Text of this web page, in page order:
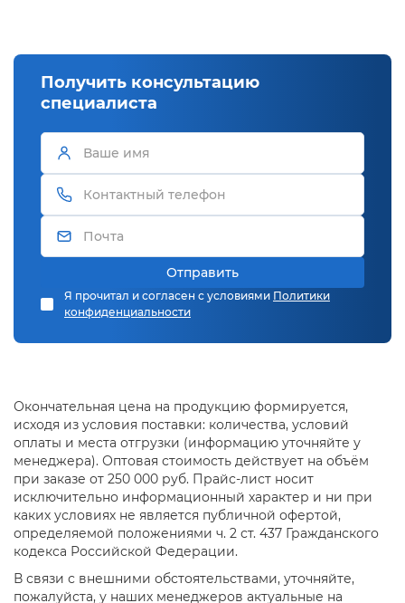
Получить консультацию
специалиста
Отправить
Я прочитал и согласен с условиями Политики
конфиденциальности
Окончательная цена на продукцию формируется,
исходя из условия поставки: количества, условий
оплаты и места отгрузки (информацию уточняйте у
менеджера). Оптовая стоимость действует на объём
при заказе от 250 000 руб. Прайс-лист носит
исключительно информационный характер и ни при
каких условиях не является публичной офертой,
определяемой положениями ч. 2 ст. 437 Гражданского
кодекса Российской Федерации.
В связи с внешними обстоятельствами, уточняйте,
пожалуйста, у наших менеджеров актуальные на